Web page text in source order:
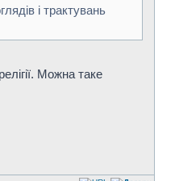
i трактувань
Можна таке